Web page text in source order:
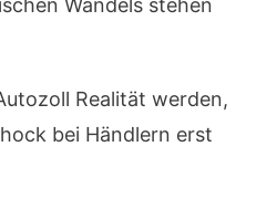
Wandels stehen
Realität werden,
bei Händlern erst